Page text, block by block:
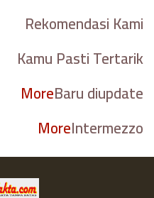
Rekomendasi Kami
Kamu Pasti Tertarik
MoreBaru diupdate
MoreIntermezzo